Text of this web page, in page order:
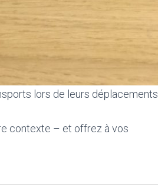
lors de leurs déplacements
contexte – et offrez à vos